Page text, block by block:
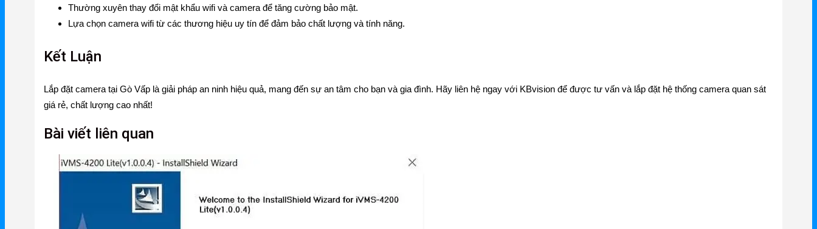
Ruijie Switch
Ruijie Firewall
Ruijie PTP/PTMP
Grandstream
Grandstream Router
Grandstream Switch
Grandstream WiFi
Thường xuyên thay đổi mật khẩu wifi và camera để tăng cường bảo mật.
Lựa chọn camera wifi từ các thương hiệu uy tín để đảm bảo chất lượng và tính năng.
Kết Luận
Lắp đặt camera tại Gò Vấp là giải pháp an ninh hiệu quả, mang đến sự an tâm cho bạn và gia đình. Hãy liên hệ ngay với KBvision để được tư vấn và lắp đặt hệ thống camera quan sát
giá rẻ, chất lượng cao nhất!
Bài viết liên quan